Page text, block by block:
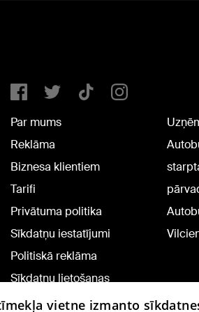
Par mums
Reklāma
Biznesa klientiem
Tarifi
Privātuma politika
Sīkdatņu iestatījumi
Politiskā reklāma
Sīkdatņu lietošanas
noteikumivietne izmanto